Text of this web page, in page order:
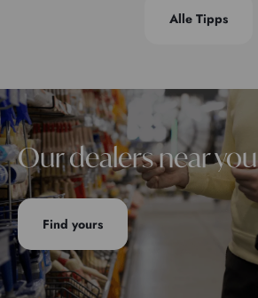
Alle Tipps
Our dealers near you
Find yours